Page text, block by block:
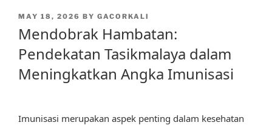
POSTED
MAY 18, 2026 BY GACORKALI
Mendobrak Hambatan:
Pendekatan Tasikmalaya dalam
Meningkatkan Angka Imunisasi
Imunisasi merupakan aspek penting dalam kesehatan